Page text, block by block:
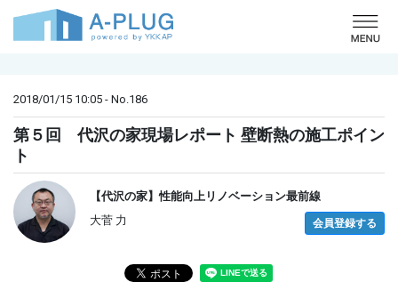
2018/01/15 10:05 - No.186
第５回 代沢の家現場レポート 壁断熱の施工ポイン
ト
【代沢の家】性能向上リノベーション最前線
大菅 力
会員登録する